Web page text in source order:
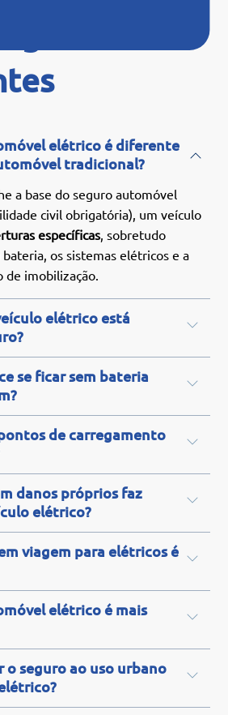
elétrico é diferente
tradicional?
a base do seguro automóvel
civil obrigatória), um veículo
específicas, sobretudo
bateria, os sistemas elétricos e a
de imobilização.
elétrico está
se ficar sem bateria
de carregamento
danos próprios faz
elétrico?
viagem para elétricos é
elétrico é mais
o seguro ao uso urbano